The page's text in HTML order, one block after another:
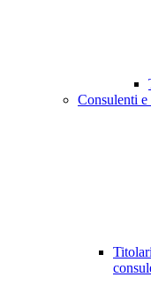
Consulenti